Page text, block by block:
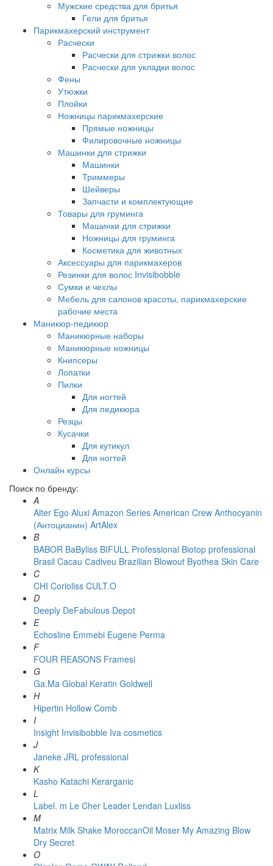
Мужские средства для бритья
Гели для бритья
Парикмахерский инструмент
Расчески
Расчески для стрижки волос
Расчески для укладки волос
Фены
Утюжки
Плойки
Ножницы парикмахерские
Прямые ножницы
Филировочные ножницы
Машинки для стрижки
Машинки
Триммеры
Шейверы
Запчасти и комплектующие
Товары для груминга
Машинки для стрижки
Ножницы для груминга
Косметика для животных
Аксессуары для парикмахеров
Резинки для волос Invisibobble
Сумки и чехлы
Мебель для салонов красоты, парикмахерские
рабочие места
Маникюр-педикюр
Маникюрные наборы
Маникюрные ножницы
Книпсеры
Лопатки
Пилки
Для ногтей
Для педикюра
Резцы
Кусачки
Для кутикул
Для ногтей
Онлайн курсы
Поиск по бренду:
A
Alter Ego Aluxi Amazon Series American Crew Anthocyanin
(Антоцианин) ArtAlex
B
BABOR BaByliss BIFULL Professional Biotop professional
Brasil Cacau Сadiveu Brazilian Blowout Byothea Skin Care
C
CHI Corioliss CULT.O
D
Deeply DeFabulous Depot
E
Echosline Emmebi Eugene Perma
F
FOUR REASONS Framesi
G
Ga.Ma Global Keratin Goldwell
H
Hipertin Hollow Comb
I
Insight Invisibobble Iva cosmetics
J
Janeke JRL professional
K
Kasho Katachi Kerarganic
L
Label. m Le Cher Leader Lendan Luxliss
M
Matrix Milk Shake MoroccanOil Moser My Amazing Blow
Dry Secret
O